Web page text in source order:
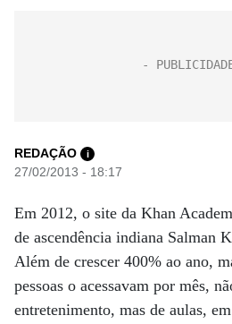
REDAÇÃO i
27/02/2013 - 18:17
Em 2012, o site da Khan
de ascendência indiana Salman
Além de crescer 400% ao ano,
pessoas o acessavam por mês,
entretenimento, mas de aulas,